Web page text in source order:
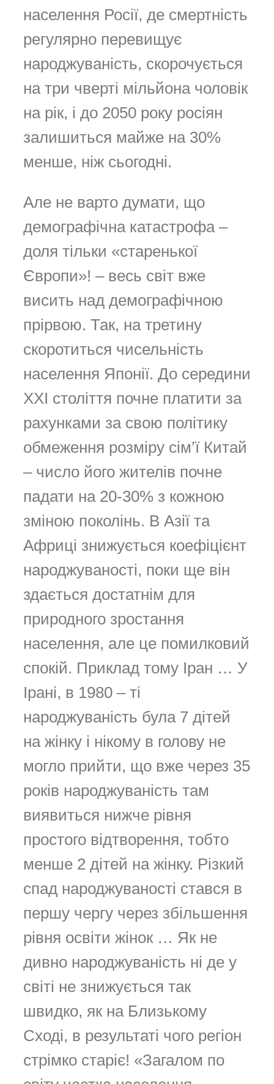
населення Росії, де смертність
регулярно перевищує
народжуваність, скорочується
на три чверті мільйона чоловік
на рік, і до 2050 року росіян
залишиться майже на 30%
менше, ніж сьогодні.
Але не варто думати, що
демографічна катастрофа –
доля тільки «старенької
Європи»! – весь світ вже
висить над демографічною
прірвою. Так, на третину
скоротиться чисельність
населення Японії. До середини
XXI століття почне платити за
рахунками за свою політику
обмеження розміру сім’ї Китай
– число його жителів почне
падати на 20-30% з кожною
зміною поколінь. В Азії та
Африці знижується коефіцієнт
народжуваності, поки ще він
здається достатнім для
природного зростання
населення, але це помилковий
спокій. Приклад тому Іран … У
Ірані, в 1980 – ті
народжуваність була 7 дітей
на жінку і нікому в голову не
могло прийти, що вже через 35
років народжуваність там
виявиться нижче рівня
простого відтворення, тобто
менше 2 дітей на жінку. Різкий
спад народжуваності стався в
першу чергу через збільшення
рівня освіти жінок … Як не
дивно народжуваність ні де у
світі не знижується так
швидко, як на Близькому
Сході, в результаті чого регіон
стрімко старіє! «Загалом по